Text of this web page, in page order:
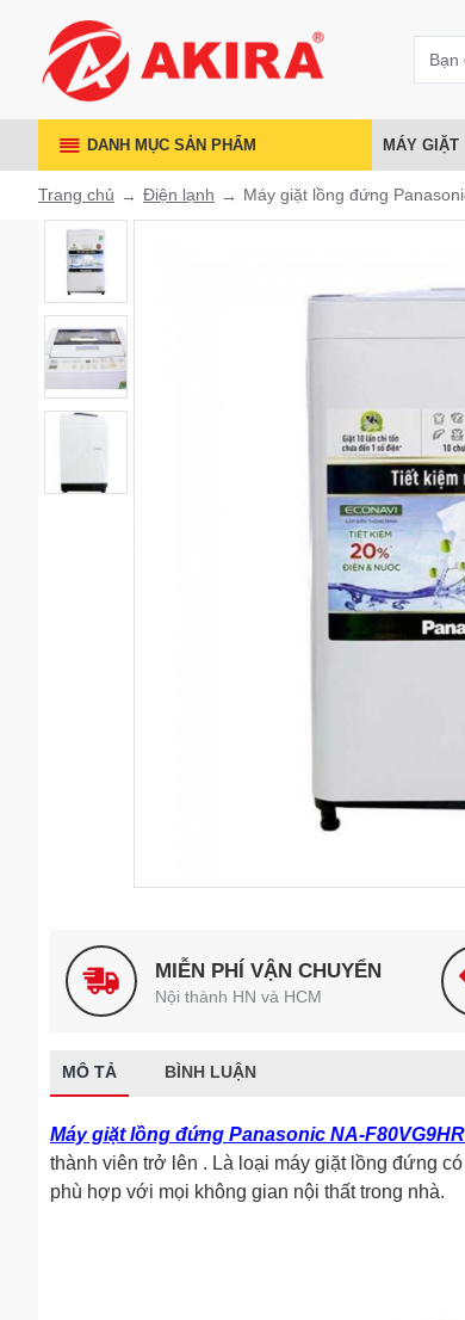
DANH MỤC SẢN PHẨM MÁY GIẶT
Trang chủ Điện lạnh Máy giặt lồng đứng
MIỄN PHÍ VẬN CHUYỂN
Nội thành HN và HCM
MÔ TẢ BÌNH LUẬN
Máy giặt lồng đứng Panasonic NA-
thành viên trở lên . Là loại máy giặt lồng đứng
phù hợp với mọi không gian nội thất trong nhà.